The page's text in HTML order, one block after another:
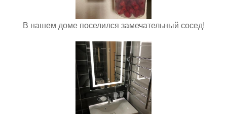
В нашем доме поселился замечательный сосед!